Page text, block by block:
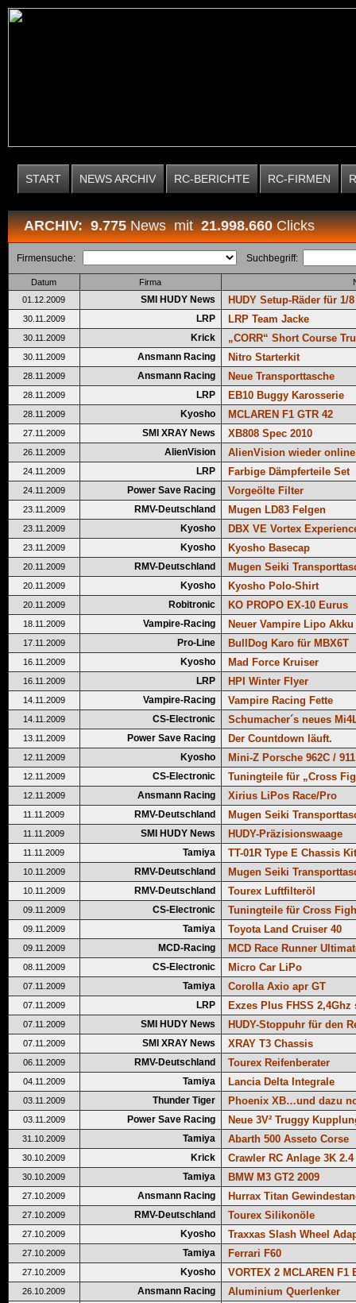
START NEWS ARCHIV RC-BERICHTE RC-FIRMEN
ARCHIV: 9.775News mit21.998.660Clicks
Firmensuche: Suchbegriff:
Datum Firma
01.12.2009
SMI HUDY News HUDY Setup-Räder für 1/
30.11.2009 LRP LRP Team Jacke
30.11.2009 Krick „CORR“ Short Course
30.11.2009 Ansmann Racing Nitro Starterkit
28.11.2009 Ansmann Racing Neue Transporttasche
28.11.2009 LRP EB10 Buggy Karosserie
28.11.2009 Kyosho MCLAREN F1 GTR 42
27.11.2009 SMI XRAY News XB808 Spec 2010
26.11.2009 AlienVision AlienVision wieder online
24.11.2009 LRP Farbige Dämpferteile Set
24.11.2009 Power Save Racing Vorgeölte Filter
23.11.2009 RMV-Deutschland Mugen LD83 Felgen
23.11.2009 Kyosho DBX VE Vortex
23.11.2009 Kyosho Kyosho Basecap
20.11.2009 RMV-Deutschland Mugen Seiki
20.11.2009 Kyosho Kyosho Polo-Shirt
20.11.2009 Robitronic KO PROPO EX-10 Eurus
18.11.2009 Vampire-Racing Neuer Vampire Lipo Akku
17.11.2009 Pro-Line BullDog Karo für MBX6T
16.11.2009 Kyosho Mad Force Kruiser
16.11.2009 LRP HPI Winter Flyer
14.11.2009 Vampire-Racing Vampire Racing Fette
14.11.2009 CS-Electronic Schumacher´s neues
13.11.2009 Power Save Racing Der Countdown läuft.
12.11.2009 Kyosho Mini-Z Porsche 962C /
12.11.2009 CS-Electronic Tuningteile für „Cross
12.11.2009 Ansmann Racing Xirius LiPos Race/Pro
11.11.2009 RMV-Deutschland Mugen Seiki
11.11.2009 SMI HUDY News HUDY-Präzisionswaage
11.11.2009 Tamiya TT-01R Type E Chassis Kit
10.11.2009 RMV-Deutschland Mugen Seiki
10.11.2009 RMV-Deutschland Tourex Luftfilteröl
09.11.2009 CS-Electronic Tuningteile für Cross
09.11.2009 Tamiya Toyota Land Cruiser 40
09.11.2009 MCD-Racing MCD Race Runner
08.11.2009 CS-Electronic Micro Car LiPo
07.11.2009 Tamiya Corolla Axio apr GT
07.11.2009 LRP Exzes Plus FHSS 2,4Ghz
07.11.2009 SMI HUDY News HUDY-Stoppuhr für den
07.11.2009 SMI XRAY News XRAY T3 Chassis
06.11.2009 RMV-Deutschland Tourex Reifenberater
04.11.2009 Tamiya Lancia Delta Integrale
03.11.2009 Thunder Tiger Phoenix XB…und dazu
03.11.2009 Power Save Racing Neue 3V² Truggy
31.10.2009 Tamiya Abarth 500 Asseto Corse
30.10.2009 Krick Crawler RC Anlage 3K 2.4
30.10.2009 Tamiya BMW M3 GT2 2009
27.10.2009 Ansmann Racing Hurrax Titan
27.10.2009 RMV-Deutschland Tourex Silikonöle
27.10.2009 Kyosho Traxxas Slash Wheel
27.10.2009 Tamiya Ferrari F60
27.10.2009 Kyosho VORTEX 2 MCLAREN F1
26.10.2009 Ansmann Racing Aluminium Querlenker